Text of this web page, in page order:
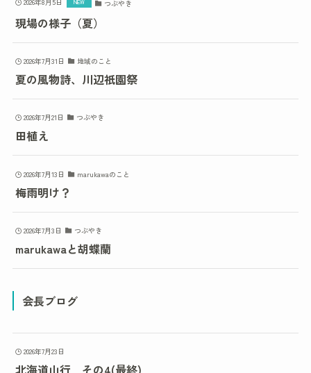
つぶやき
現場の様子（夏）
2026年7月31日 地域のこと
夏の風物詩、川辺祇園祭
2026年7月21日 つぶやき
田植え
2026年7月13日 marukawaのこと
梅雨明け？
2026年7月3日 つぶやき
marukawaと胡蝶蘭
会長ブログ
2026年7月23日